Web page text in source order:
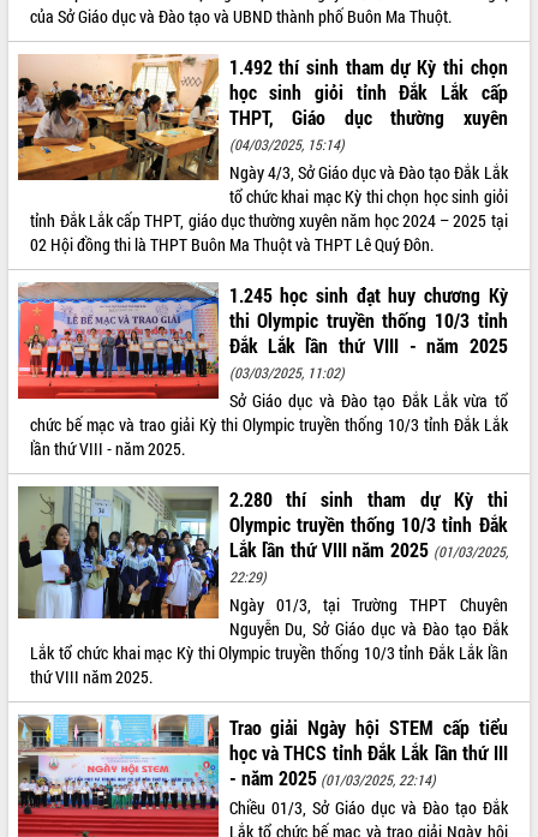
Không có file video nào để phát.
ALBUM ẢNH
LIÊN KẾT WEB
THỐNG KÊ TRUY CẬP
Hôm nay: 16110
Tất cả: 66101778
của Sở Giáo dục và Đào tạo và UBND thành phố Buôn Ma Thuột.
1.492 thí sinh tham dự Kỳ thi chọn
học sinh giỏi tỉnh Đắk Lắk cấp
THPT, Giáo dục thường xuyên
(04/03/2025, 15:14)
Ngày 4/3, Sở Giáo dục và Đào tạo Đắk Lắk
tổ chức khai mạc Kỳ thi chọn học sinh giỏi
tỉnh Đắk Lắk cấp THPT, giáo dục thường xuyên năm học 2024 – 2025 tại
02 Hội đồng thi là THPT Buôn Ma Thuột và THPT Lê Quý Đôn.
1.245 học sinh đạt huy chương Kỳ
thi Olympic truyền thống 10/3 tỉnh
Đắk Lắk lần thứ VIII - năm 2025
(03/03/2025, 11:02)
Sở Giáo dục và Đào tạo Đắk Lắk vừa tổ
chức bế mạc và trao giải Kỳ thi Olympic truyền thống 10/3 tỉnh Đắk Lắk
lần thứ VIII - năm 2025.
2.280 thí sinh tham dự Kỳ thi
Olympic truyền thống 10/3 tỉnh Đắk
Lắk lần thứ VIII năm 2025 (01/03/2025,
22:29)
Ngày 01/3, tại Trường THPT Chuyên
Nguyễn Du, Sở Giáo dục và Đào tạo Đắk
Lắk tổ chức khai mạc Kỳ thi Olympic truyền thống 10/3 tỉnh Đắk Lắk lần
thứ VIII năm 2025.
Trao giải Ngày hội STEM cấp tiểu
học và THCS tỉnh Đắk Lắk lần thứ III
- năm 2025 (01/03/2025, 22:14)
Chiều 01/3, Sở Giáo dục và Đào tạo Đắk
Lắk tổ chức bế mạc và trao giải Ngày hội